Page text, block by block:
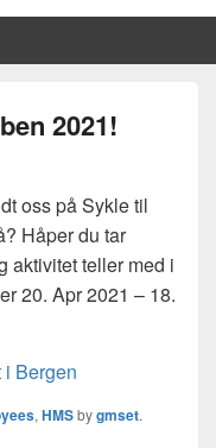
2021!
oss på Sykle til
Håper du tar
aktivitet teller med i
20. Apr 2021 – 18.
i Bergen
, HMSbygmset.